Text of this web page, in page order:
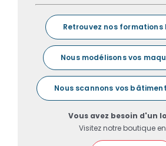
Retrouvez nos formations
Nous modélisons vos
Nous scannons vos
Vous avez besoin d'un
Visitez notre boutique